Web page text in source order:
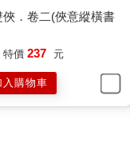
俠．卷二(俠意縱橫書
特價 237 元
入購物車